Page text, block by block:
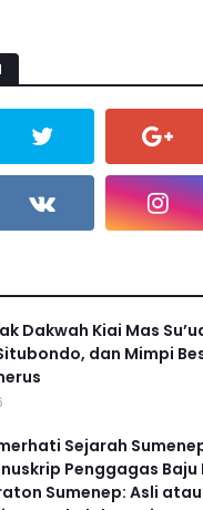
Dakwah Kiai Mas
dan Mimpi
Sejarah
Penggagas Baju
Sumenep: Asli